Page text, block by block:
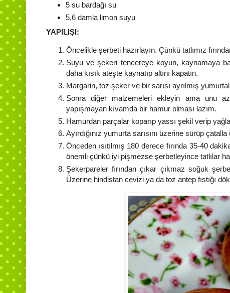
5 su bardağı su
5,6 damla limon suyu
YAPILIŞI:
Öncelikle şerbeti hazırlayın. Çünkü tatlımız
Suyu ve şekeri tencereye koyun, kaynamaya
daha kısık ateşte kaynatıp altını kapatın.
Margarin, toz şeker ve bir sarısı ayrılmış
Sonra diğer malzemeleri ekleyin ama unu
yapışmayan kıvamda bir hamur olması lazım.
Hamurdan parçalar koparıp yassı şekil verip
Ayırdığınız yumurta sarısını üzerine sürüp
Önceden ısıtılmış 180 derece fırında 35-40
önemli çünkü iyi pişmezse şerbetleyince tatlılar
Şekerpareler fırından çıkar çıkmaz soğuk
Üzerine hindistan cevizi ya da toz antep fıstığı